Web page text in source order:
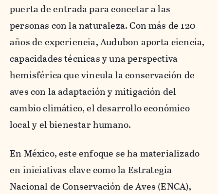
puerta de entrada para conectar a las
personas con la naturaleza. Con más de 120
años de experiencia, Audubon aporta ciencia,
capacidades técnicas y una perspectiva
hemisférica que vincula la conservación de
aves con la adaptación y mitigación del
cambio climático, el desarrollo económico
local y el bienestar humano.
En México, este enfoque se ha materializado
en iniciativas clave como la Estrategia
Nacional de Conservación de Aves (ENCA),